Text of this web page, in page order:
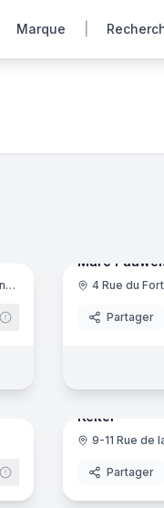
Marque
34B Rue des 3 Frères Lefebvre, 59390 Sailly-lez-Lannoy Menuisier
Marc
4 Rue du
Partager
Magasin de
Keitel
9-11 Rue de
Partager
10